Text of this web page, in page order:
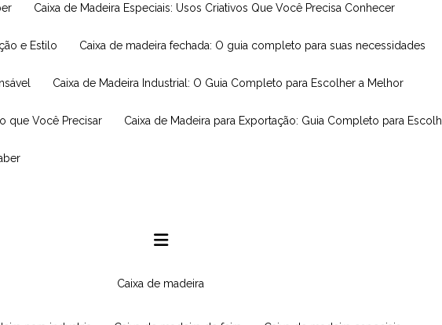
Caixa de Madeira Especiais: Usos Criativos Que Você Precisa Conhecer
e Estilo Caixa de madeira fechada: O guia completo para suas necessidades
Caixa de Madeira Industrial: O Guia Completo para Escolher a Melhor
que Você Precisar Caixa de Madeira para Exportação: Guia Completo para
caixa de madeira